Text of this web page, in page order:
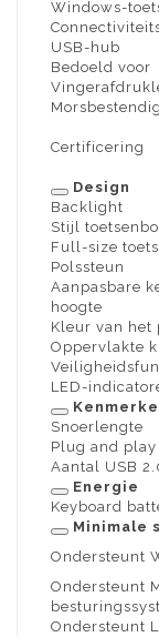
Windows-
USB-hub
Bedoeld voor
Certificering
Design
Backlight
Stijl
Full-size
Polssteun
Aanpasbare
hoogte
Kleur van het
Oppervlakte
LED-
Snoerlengte
Plug and play
Aantal USB
Energie
Keyboard
Minimale
Ondersteunt
Ondersteunt
Ondersteunt